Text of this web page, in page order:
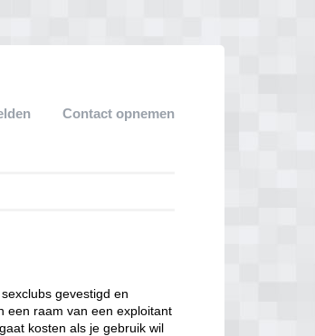
Contact opnemen
gevestigd en
een raam van een exploitant
kosten als je gebruik wil